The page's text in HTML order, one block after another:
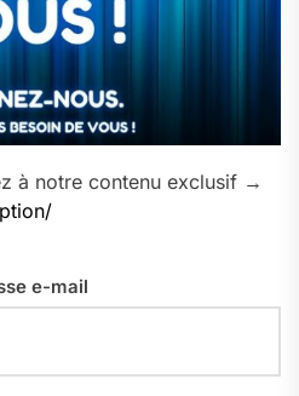
à notre contenu exclusif →
e-mail